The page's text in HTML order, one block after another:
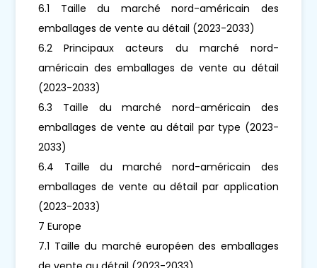
6.1 Taille du marché nord-américain des
emballages de vente au détail (2023-2033)
6.2 Principaux acteurs du marché nord-
américain des emballages de vente au détail
(2023-2033)
6.3 Taille du marché nord-américain des
emballages de vente au détail par type (2023-
2033)
6.4 Taille du marché nord-américain des
emballages de vente au détail par application
(2023-2033)
7 Europe
7.1 Taille du marché européen des emballages